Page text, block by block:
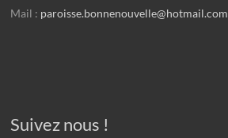
Mail : paroisse.bonnenouvelle@hotmail.com
Suivez nous !